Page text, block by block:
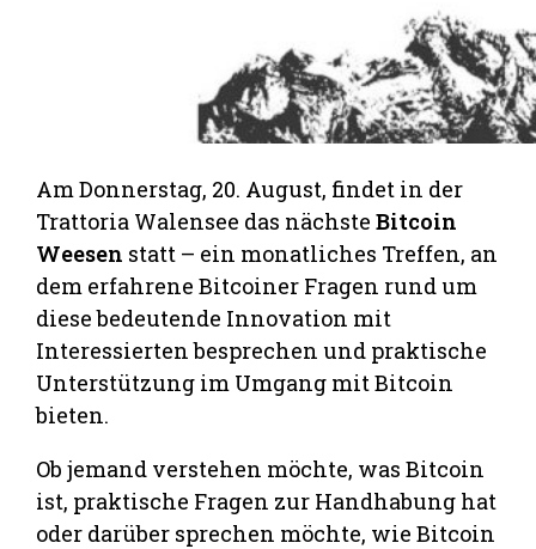
Am Donnerstag, 20. August, findet in der
Trattoria Walensee das nächste Bitcoin
Weesen statt – ein monatliches Treffen, an
dem erfahrene Bitcoiner Fragen rund um
diese bedeutende Innovation mit
Interessierten besprechen und praktische
Unterstützung im Umgang mit Bitcoin
bieten.
Ob jemand verstehen möchte, was Bitcoin
ist, praktische Fragen zur Handhabung hat
oder darüber sprechen möchte, wie Bitcoin